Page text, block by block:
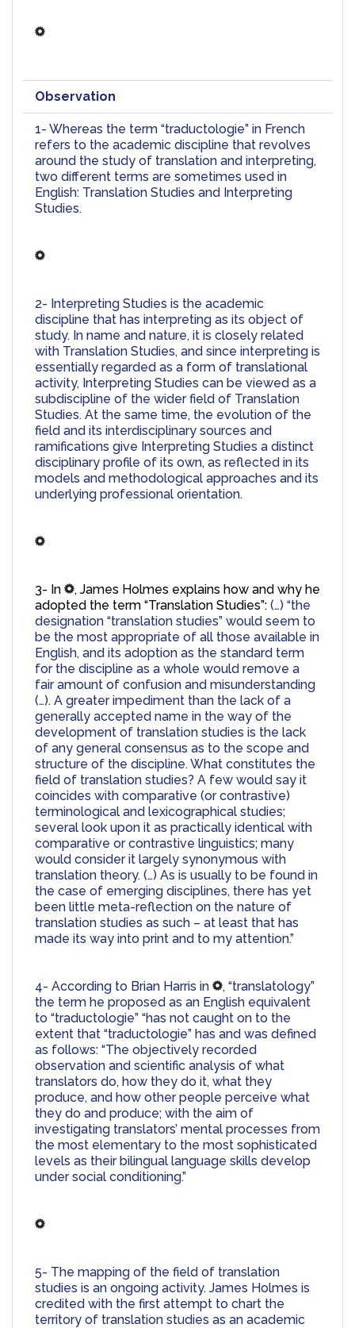
Observation
1- Whereas the term “traductologie” in French
refers to the academic discipline that revolves
around the study of translation and interpreting,
two different terms are sometimes used in
English: Translation Studies and Interpreting
Studies.
2- Interpreting Studies is the academic
discipline that has interpreting as its object of
study. In name and nature, it is closely related
with Translation Studies, and since interpreting is
essentially regarded as a form of translational
activity, Interpreting Studies can be viewed as a
subdiscipline of the wider field of Translation
Studies. At the same time, the evolution of the
field and its interdisciplinary sources and
ramifications give Interpreting Studies a distinct
disciplinary profile of its own, as reflected in its
models and methodological approaches and its
underlying professional orientation.
3- In
, James Holmes explains how and why he
adopted the term “Translation Studies”: (…) “the
designation “translation studies” would seem to
be the most appropriate of all those available in
English, and its adoption as the standard term
for the discipline as a whole would remove a
fair amount of confusion and misunderstanding
(…). A greater impediment than the lack of a
generally accepted name in the way of the
development of translation studies is the lack
of any general consensus as to the scope and
structure of the discipline. What constitutes the
field of translation studies? A few would say it
coincides with comparative (or contrastive)
terminological and lexicographical studies;
several look upon it as practically identical with
comparative or contrastive linguistics; many
would consider it largely synonymous with
translation theory. (…) As is usually to be found in
the case of emerging disciplines, there has yet
been little meta-reflection on the nature of
translation studies as such – at least that has
made its way into print and to my attention.”
4- According to Brian Harris in
, “translatology”
the term he proposed as an English equivalent
to “traductologie” “has not caught on to the
extent that “traductologie” has and was defined
as follows: “The objectively recorded
observation and scientific analysis of what
translators do, how they do it, what they
produce, and how other people perceive what
they do and produce; with the aim of
investigating translators’ mental processes from
the most elementary to the most sophisticated
levels as their bilingual language skills develop
under social conditioning.”
5- The mapping of the field of translation
studies is an ongoing activity. James Holmes is
credited with the first attempt to chart the
territory of translation studies as an academic